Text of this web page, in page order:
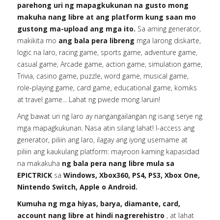
parehong uri ng mapagkukunan na gusto mong
makuha nang libre at ang platform kung saan mo
gustong ma-upload ang mga ito. Sa aming generator,
makikita mo ang bala pera libreng mga larong diskarte,
logic na laro, racing game, sports game, adventure game,
casual game, Arcade game, action game, simulation game,
Trivia, casino game, puzzle, word game, musical game,
role-playing game, card game, educational game, komiks
at travel game... Lahat ng pwede mong laruin!
Ang bawat uri ng laro ay nangangailangan ng isang serye ng
mga mapagkukunan. Nasa atin silang lahat! I-access ang
generator, piliin ang laro, ilagay ang iyong username at
piliin ang kaukulang platform: mayroon kaming kapasidad
na makakuha ng bala pera nang libre mula sa
EPICTRICK sa Windows, Xbox360, PS4, PS3, Xbox One,
Nintendo Switch, Apple o Android.
Kumuha ng mga hiyas, barya, diamante, card,
account nang libre at hindi nagrerehistro , at lahat